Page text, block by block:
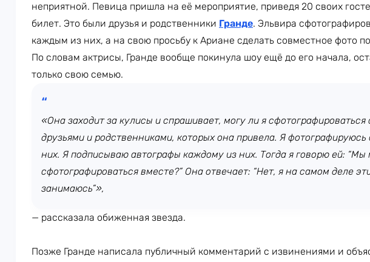
неприятной. Певица пришла на её мероприятие, приведя 20 своих
билет. Это были друзья и родственники Гранде. Эльвира
каждым из них, а на свою просьбу к Ариане сделать совместное фото
По словам актрисы, Гранде вообще покинула шоу ещё до его начала,
только свою семью.
«Она заходит за кулисы и спрашивает, могу ли я сфотографироваться
друзьями и родственниками, которых она привела. Я
них. Я подписываю автографы каждому из них. Тогда я говорю ей:
сфотографироваться вместе?” Она отвечает: “Нет, я на самом деле
занимаюсь”»,
— рассказала обиженная звезда.
Позже Гранде написала публичный комментарий с извинениями и